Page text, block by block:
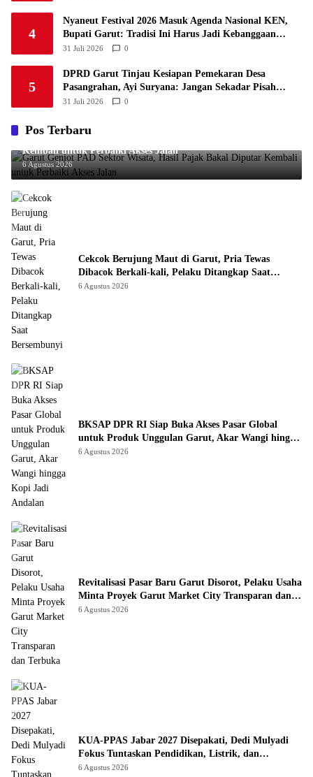
4
Nyaneut Festival 2026 Masuk Agenda Nasional KEN,
Bupati Garut: Tradisi Ini Harus Jadi Kebanggaan
Daerah
31 Juli 2026 0
5
DPRD Garut Tinjau Kesiapan Pemekaran Desa
Pasangrahan, Ayi Suryana: Jangan Sekadar Pisah
Wilayah
31 Juli 2026 0
Pos Terbaru
Garut Genjot PAD Sektor Wisata, Hasil Pajak Bakal Diputar
Kembali untuk Perbaiki Akses Jalan
6 Agustus 2026
Cekcok Berujung Maut di Garut, Pria Tewas
Dibacok Berkali-kali, Pelaku Ditangkap Saat
Bersembunyi
6 Agustus 2026
BKSAP DPR RI Siap Buka Akses Pasar Global
untuk Produk Unggulan Garut, Akar Wangi hingga
Kopi Jadi Andalan
6 Agustus 2026
Revitalisasi Pasar Baru Garut Disorot, Pelaku Usaha
Minta Proyek Garut Market City Transparan dan
Terbuka
6 Agustus 2026
KUA-PPAS Jabar 2027 Disepakati, Dedi Mulyadi
Fokus Tuntaskan Pendidikan, Listrik, dan
Infrastruktur
6 Agustus 2026